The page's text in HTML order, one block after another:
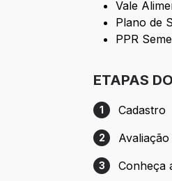
Vale
Plano de
PPR
ETAPAS
Etapa 1:
1 Cadastro
Etapa 2:
2
Etapa 3:
3 Conheça